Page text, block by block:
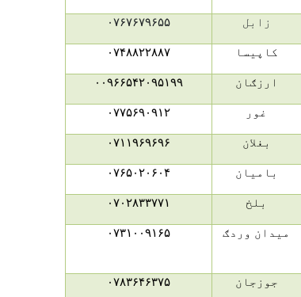
زابل ۰۷۶۷۶۷۹۶۵۵
کاپیسا ۰۷۴۸۸۲۲۸۸۷
ارزګان ۰۰۹۶۶۵۴۲۰۹۵۱۹۹
غور ۰۷۷۵۶۹۰۹۱۲
بغلان ۰۷۱۱۹۶۹۶۹۶
بامیان ۰۷۶۵۰۲۰۶۰۴
بلخ ۰۷۰۲۸۳۳۷۷۱
میدان وردګ ۰۷۳۱۰۰۹۱۶۵
جوزجان ۰۷۸۳۶۴۶۳۷۵